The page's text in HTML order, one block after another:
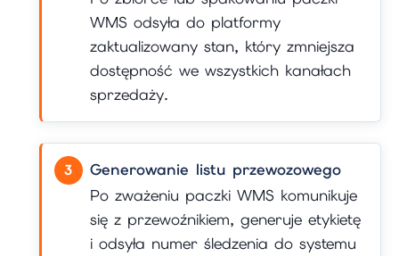
WMS odsyła do platformy
zaktualizowany stan, który zmniejsza
dostępność we wszystkich kanałach
sprzedaży.
Generowanie listu przewozowego
Po zważeniu paczki WMS komunikuje
się z przewoźnikiem, generuje etykietę
i odsyła numer śledzenia do systemu